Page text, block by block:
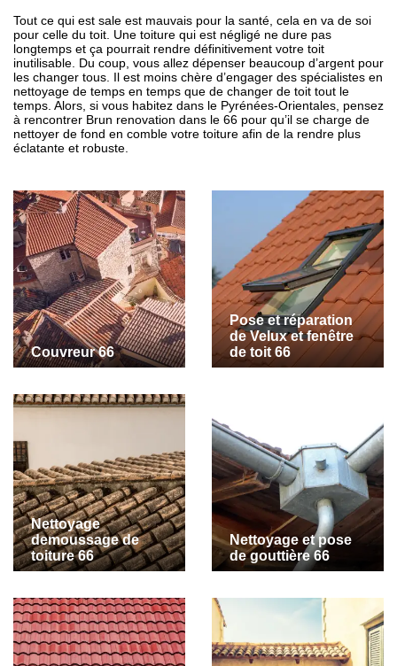
Tout ce qui est sale est mauvais pour la santé, cela en va de soi
pour celle du toit. Une toiture qui est négligé ne dure pas
longtemps et ça pourrait rendre définitivement votre toit
inutilisable. Du coup, vous allez dépenser beaucoup d’argent pour
les changer tous. Il est moins chère d’engager des spécialistes en
nettoyage de temps en temps que de changer de toit tout le
temps. Alors, si vous habitez dans le Pyrénées-Orientales, pensez
à rencontrer Brun renovation dans le 66 pour qu’il se charge de
nettoyer de fond en comble votre toiture afin de la rendre plus
éclatante et robuste.
Couvreur 66
Pose et réparation
de Velux et fenêtre
de toit 66
Nettoyage
demoussage de
toiture 66
Nettoyage et pose
de gouttière 66